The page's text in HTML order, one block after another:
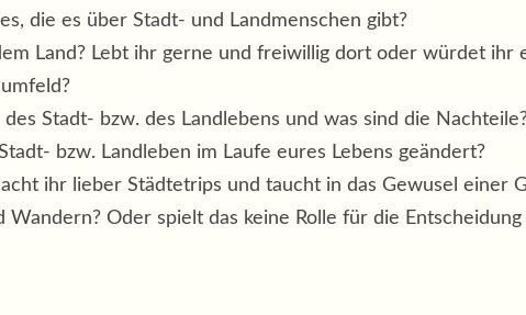
die es über Stadt- und Landmenschen gibt?
Land? Lebt ihr gerne und freiwillig dort oder würdet ihr
Stadt- bzw. des Landlebens und was sind die
bzw. Landleben im Laufe eures Lebens geändert?
ihr lieber Städtetrips und taucht in das Gewusel einer
Oder spielt das keine Rolle für die